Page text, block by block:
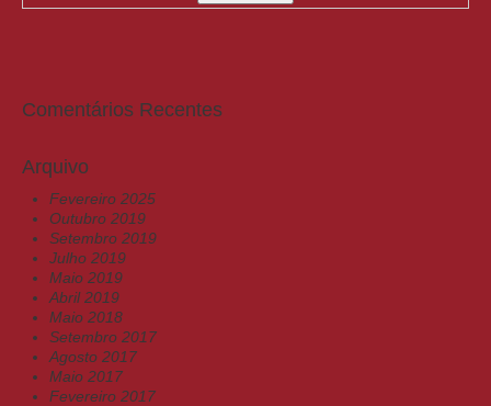
Comentários Recentes
Arquivo
Fevereiro 2025
Outubro 2019
Setembro 2019
Julho 2019
Maio 2019
Abril 2019
Maio 2018
Setembro 2017
Agosto 2017
Maio 2017
Fevereiro 2017